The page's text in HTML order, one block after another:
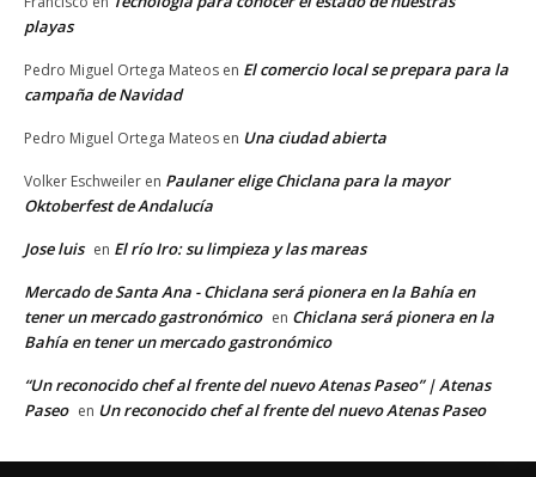
playas
Pedro Miguel Ortega Mateos en El comercio local se prepara para la
campaña de Navidad
Pedro Miguel Ortega Mateos en Una ciudad abierta
Volker Eschweiler en Paulaner elige Chiclana para la mayor
Oktoberfest de Andalucía
Jose luis en El río Iro: su limpieza y las mareas
Mercado de Santa Ana - Chiclana será pionera en la Bahía en
tener un mercado gastronómico en Chiclana será pionera en la
Bahía en tener un mercado gastronómico
“Un reconocido chef al frente del nuevo Atenas Paseo” | Atenas
Paseo en Un reconocido chef al frente del nuevo Atenas Paseo